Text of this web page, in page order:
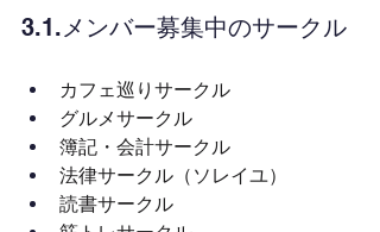
3.1.メンバー募集中のサークル
カフェ巡りサークル
グルメサークル
簿記・会計サークル
法律サークル（ソレイユ）
読書サークル